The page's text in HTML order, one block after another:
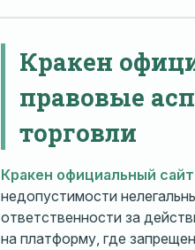
Кракен
правовые
торговли
Кракен официальный сайт
недопустимости
ответственности за
на платформу, где